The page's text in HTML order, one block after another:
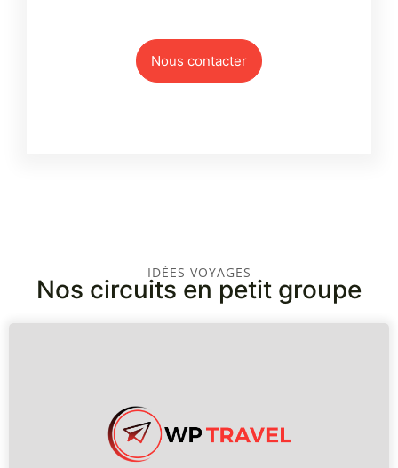
Nous contacter
IDÉES VOYAGES
Nos circuits en petit groupe